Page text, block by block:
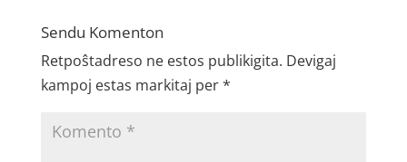
Sendu Komenton
Retpoŝtadreso ne estos publikigita. Devigaj
kampoj estas markitaj per*